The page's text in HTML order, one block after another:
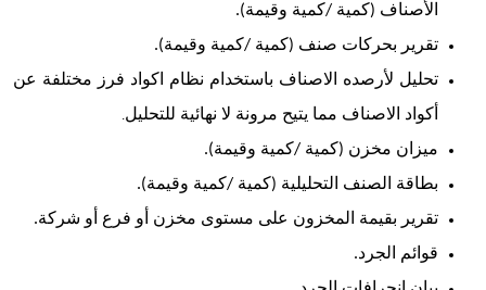
الأصناف (كمية /كمية وقيمة).
تقرير بحركات صنف (كمية /كمية وقيمة).
تحليل لأرصده الاصناف باستخدام نظام اكواد فرز مختلفة عن
أكواد الاصناف مما يتيح مرونة لا نهائية للتحليل.
ميزان مخزن (كمية /كمية وقيمة).
بطاقة الصنف التحليلية (كمية /كمية وقيمة).
تقرير بقيمة المخزون على مستوى مخزن أو فرع أو شركة.
قوائم الجرد.